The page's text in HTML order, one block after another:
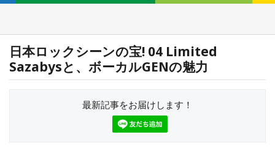
日本ロックシーンの宝! 04 Limited
Sazabysと、ボーカルGENの魅力
最新記事をお届けします！